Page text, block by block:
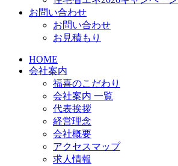
お問い合わせ
お問い合わせ
お見積もり
HOME
会社案内
福喜のこだわり
会社案内 一覧
代表挨拶
経営理念
会社概要
アクセスマップ
求人情報